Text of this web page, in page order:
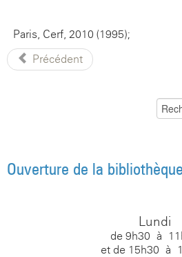
Paris, Cerf, 2010 (1995);
Précédent
Ouverture de la bibliothèque
Lundi
de 9h30 à
et de 15h30 à